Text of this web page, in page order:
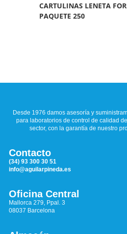
CARTULINAS LENETA
PAQUETE 250
Desde 1976 damos asesoría y
para laboratorios de control de calidad
sector, con la garantía de nuestro
Contacto
(34) 93 300 30 51
info@aguilarpineda.es
Oficina Central
Mallorca 279, Ppal. 3
08037 Barcelona